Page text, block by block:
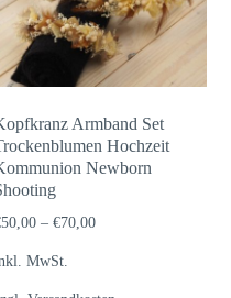
Armband Set
Hochzeit
Newborn
50,00 –€70,00
MwSt.